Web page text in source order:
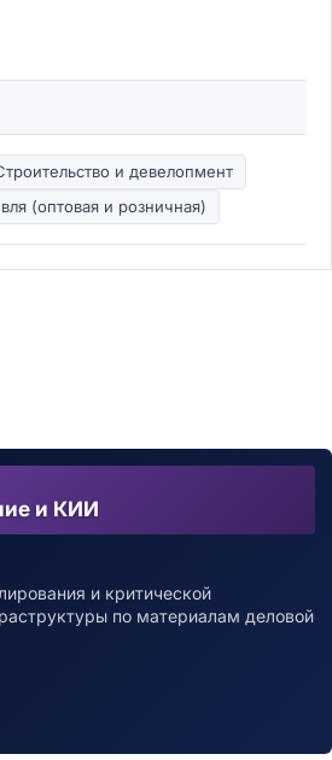
и девелопмент
(оптовая и розничная)
и КИИ
и критической
по материалам деловой